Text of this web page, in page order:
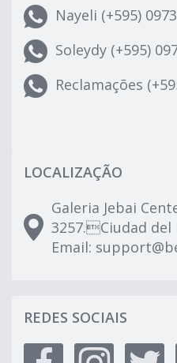
Nayeli (+595)
Soleydy (+595)
Reclamações
LOCALIZAÇÃO
Galeria Jebai
3257.Ciudad del
Email:
REDES SOCIAIS